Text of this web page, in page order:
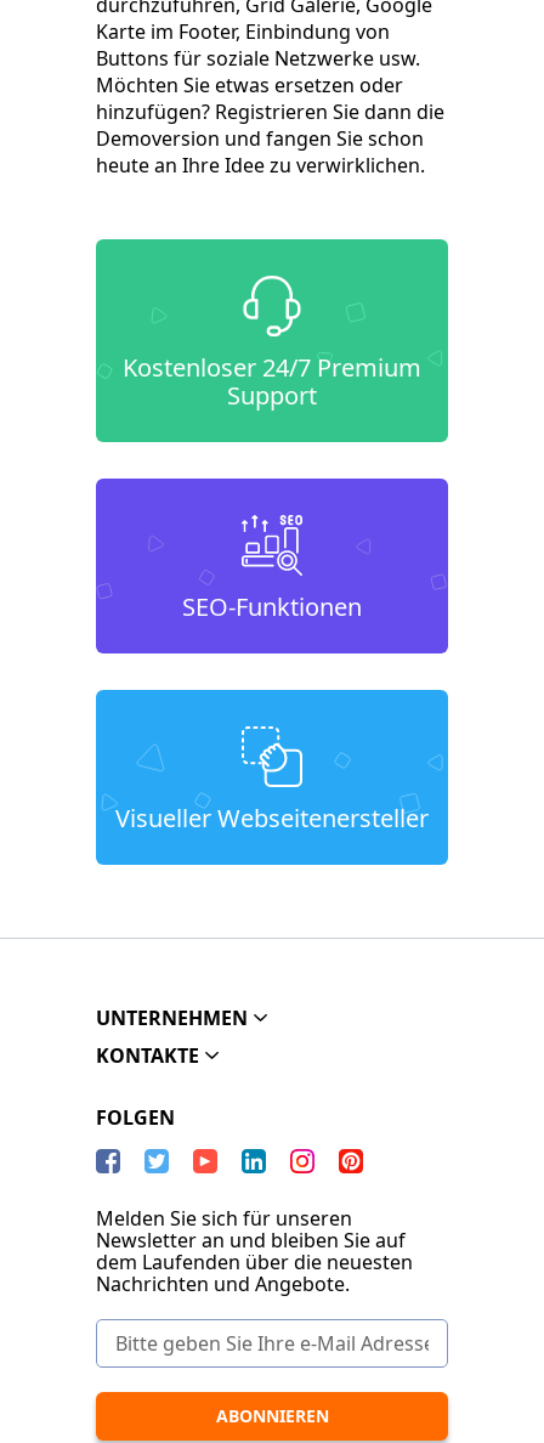
durchzuführen, Grid Galerie, Google
Karte im Footer, Einbindung von
Buttons für soziale Netzwerke usw.
Möchten Sie etwas ersetzen oder
hinzufügen? Registrieren Sie dann die
Demoversion und fangen Sie schon
heute an Ihre Idee zu verwirklichen.
Kostenloser 24/7 Premium
Support
SEO-Funktionen
Visueller Webseitenersteller
UNTERNEHMEN
KONTAKTE
FOLGEN
Melden Sie sich für unseren
Newsletter an und bleiben Sie auf
dem Laufenden über die neuesten
Nachrichten und Angebote.